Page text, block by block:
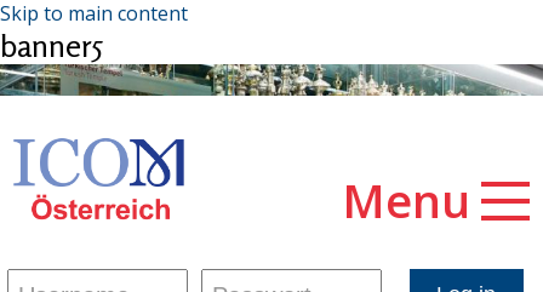
Skip to main content
banner5
Menu